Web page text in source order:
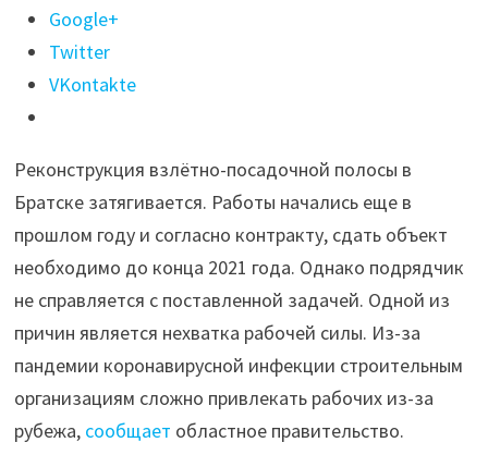
"Реконструкция
Братского
аэропорта
идет
отставанием
от
графика"
Google+
Twitter
VKontakte
Реконструкция взлётно-посадочной полосы в
Братске затягивается. Работы начались еще в
прошлом году и согласно контракту, сдать объект
необходимо до конца 2021 года. Однако подрядчик
не справляется с поставленной задачей. Одной из
причин является нехватка рабочей силы. Из-за
пандемии коронавирусной инфекции строительным
организациям сложно привлекать рабочих из-за
рубежа, сообщает областное правительство.